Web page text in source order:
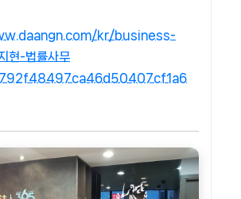
kr/business-
현-법률사무